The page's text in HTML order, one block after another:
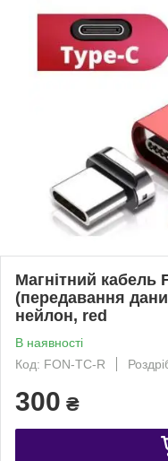
Магнітний кабель
(передавання
нейлон, red
В наявності
Код: FON-TC-R
300 ₴